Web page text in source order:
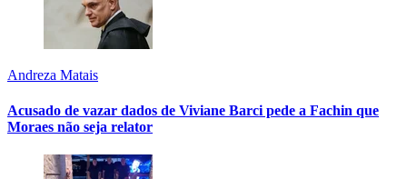
Andreza Matais
Acusado de vazar dados de Viviane Barci pede a Fachin que
Moraes não seja relator